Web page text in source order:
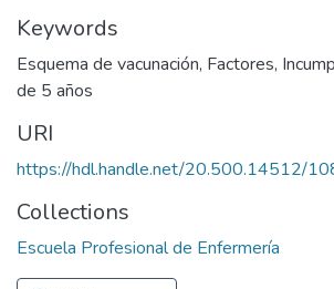
Keywords
Esquema de vacunación, Factores,
de 5 años
URI
https://hdl.handle.net/20.500.14512/
Collections
Escuela Profesional de Enfermería